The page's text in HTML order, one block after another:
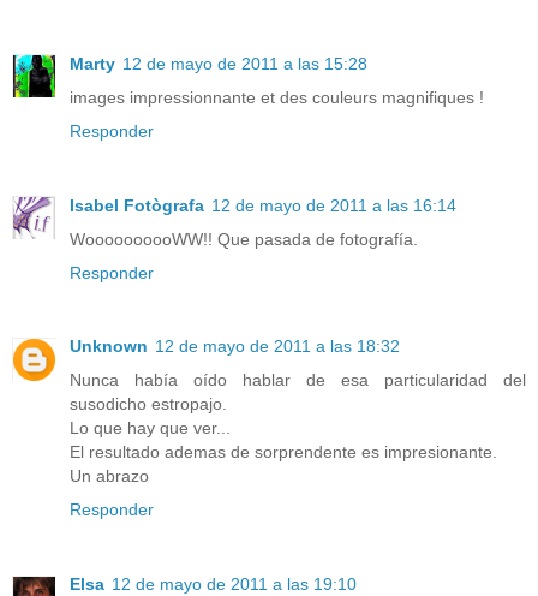
Marty 12 de mayo de 2011 a las 15:28
images impressionnante et des couleurs magnifiques !
Responder
Isabel Fotògrafa 12 de mayo de 2011 a las 16:14
WoooooooooWW!! Que pasada de fotografía.
Responder
Unknown 12 de mayo de 2011 a las 18:32
Nunca había oído hablar de esa particularidad del
susodicho estropajo.
Lo que hay que ver...
El resultado ademas de sorprendente es impresionante.
Un abrazo
Responder
Elsa 12 de mayo de 2011 a las 19:10